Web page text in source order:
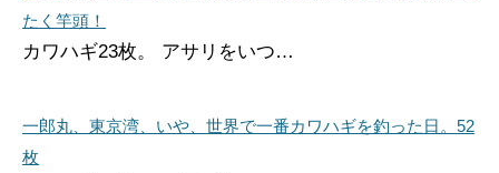
たく竿頭！
カワハギ23枚。 アサリをいつ…
一郎丸、東京湾、いや、世界で一番カワハギを釣った日。52
枚